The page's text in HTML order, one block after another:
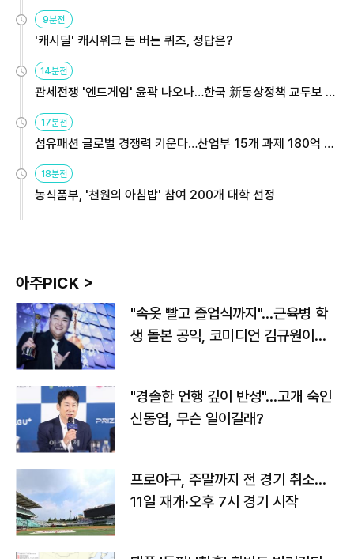
9분전
'캐시딜' 캐시워크 돈 버는 퀴즈, 정답은?
14분전
관세전쟁 '엔드게임' 윤곽 나오나…한국 新통상정책 교두보 활
17분전
섬유패션 글로벌 경쟁력 키운다…산업부 15개 과제 180억 지
18분전
농식품부, '천원의 아침밥' 참여 200개 대학 선정
아주PICK >
"속옷 빨고 졸업식까지"…근육병 학
생 돌본 공익, 코미디언 김규원이었
"경솔한 언행 깊이 반성"…고개 숙인
신동엽, 무슨 일이길래?
프로야구, 주말까지 전 경기 취소…
11일 재개·오후 7시 경기 시작